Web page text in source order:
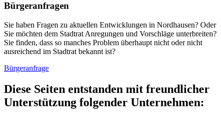
Bürger­anfragen
Sie haben Fragen zu aktuellen Entwicklungen in Nordhausen? Oder
Sie möchten dem Stadtrat Anregungen und Vorschläge unterbreiten?
Sie finden, dass so manches Problem überhaupt nicht oder nicht
ausreichend im Stadtrat bekannt ist?
Bürgeranfrage
Diese Seiten entstanden mit freundlicher
Unterstützung folgender Unternehmen: